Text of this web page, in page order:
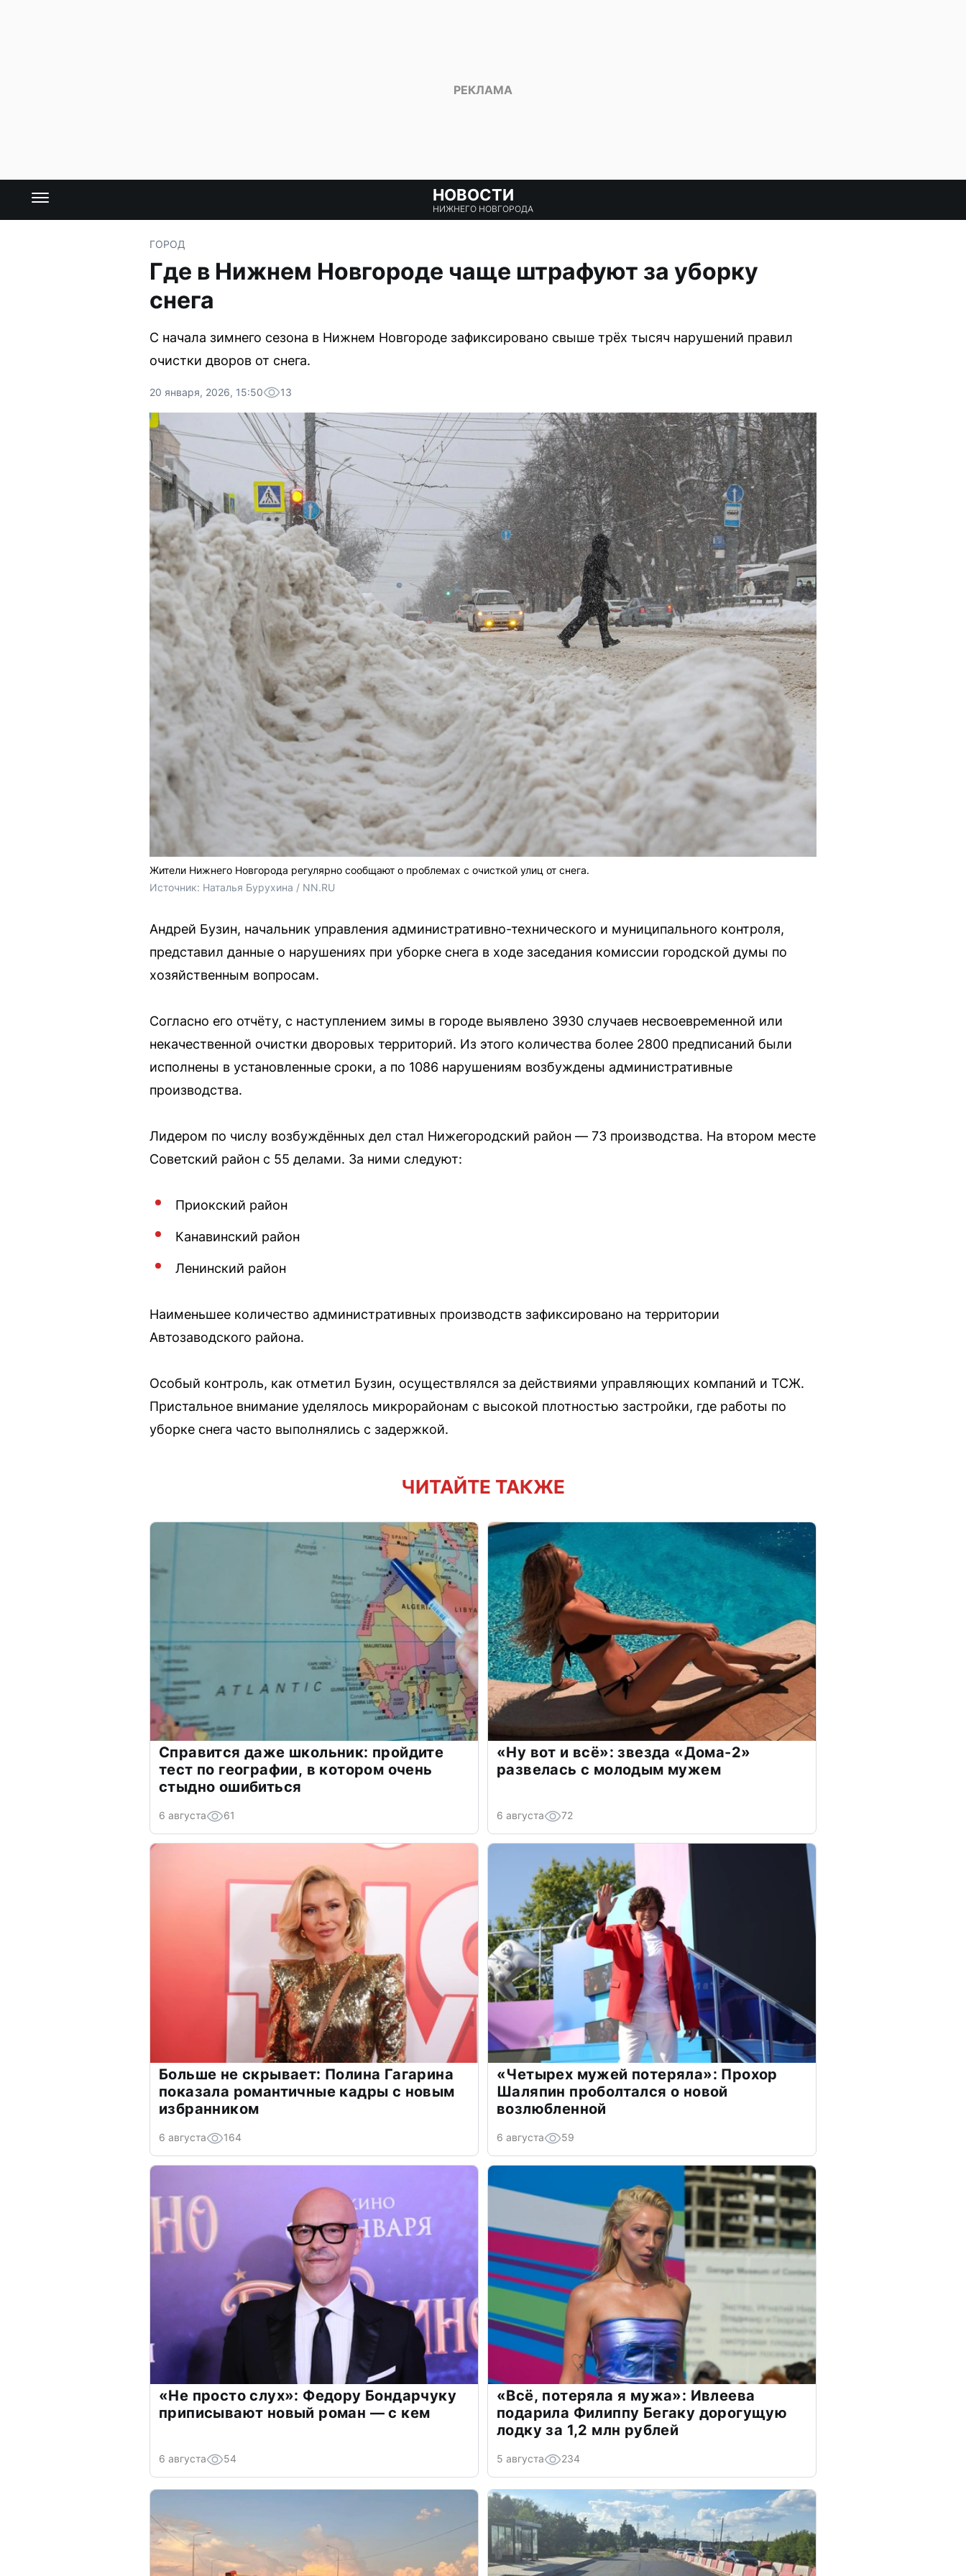
НОВОСТИ
НИЖНЕГО НОВГОРОДА
ГОРОД
Где в Нижнем Новгороде чаще штрафуют за уборку
снега
С начала зимнего сезона в Нижнем Новгороде зафиксировано свыше трёх тысяч нарушений правил
очистки дворов от снега.
20 января, 2026, 15:50 13
Жители Нижнего Новгорода регулярно сообщают о проблемах с очисткой улиц от снега.
Источник: Наталья Бурухина / NN.RU
Андрей Бузин, начальник управления административно-технического и муниципального контроля,
представил данные о нарушениях при уборке снега в ходе заседания комиссии городской думы по
хозяйственным вопросам.
Согласно его отчёту, с наступлением зимы в городе выявлено 3930 случаев несвоевременной или
некачественной очистки дворовых территорий. Из этого количества более 2800 предписаний были
исполнены в установленные сроки, а по 1086 нарушениям возбуждены административные
производства.
Лидером по числу возбуждённых дел стал Нижегородский район — 73 производства. На втором месте
Советский район с 55 делами. За ними следуют:
Приокский район
Канавинский район
Ленинский район
Наименьшее количество административных производств зафиксировано на территории
Автозаводского района.
Особый контроль, как отметил Бузин, осуществлялся за действиями управляющих компаний и ТСЖ.
Пристальное внимание уделялось микрорайонам с высокой плотностью застройки, где работы по
уборке снега часто выполнялись с задержкой.
ЧИТАЙТЕ ТАКЖЕ
Справится даже школьник: пройдите
тест по географии, в котором очень
стыдно ошибиться
6 августа 61
«Ну вот и всё»: звезда «Дома-2»
развелась с молодым мужем
6 августа 72
Больше не скрывает: Полина Гагарина
показала романтичные кадры с новым
избранником
6 августа 164
«Четырех мужей потеряла»: Прохор
Шаляпин проболтался о новой
возлюбленной
6 августа 59
«Не просто слух»: Федору Бондарчуку
приписывают новый роман — с кем
6 августа 54
«Всё, потеряла я мужа»: Ивлеева
подарила Филиппу Бегаку дорогущую
лодку за 1,2 млн рублей
5 августа 234